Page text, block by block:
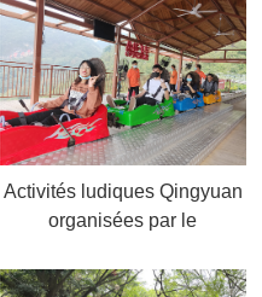
ressources
humaines,2021.11
Activités ludiques Qingyuan
organisées par le
commercial,2021.11